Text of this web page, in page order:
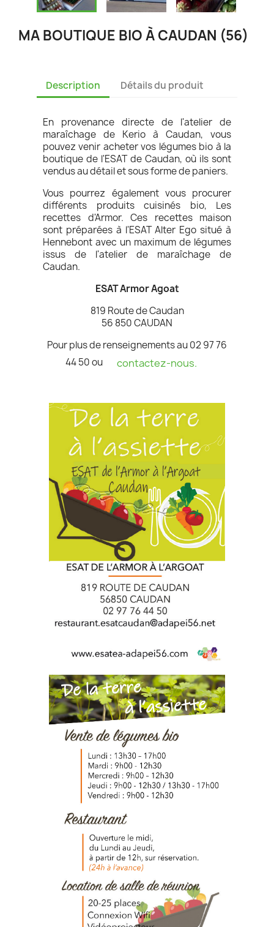
MA BOUTIQUE BIO À CAUDAN (56)
Description Détails du produit
En provenance directe de l'atelier de
maraîchage de Kerio à Caudan, vous
pouvez venir acheter vos légumes bio à la
boutique de l'ESAT de Caudan, où ils sont
vendus au détail et sous forme de paniers.
Vous pourrez également vous procurer
différents produits cuisinés bio, Les
recettes d'Armor. Ces recettes maison
sont préparées à l'ESAT Alter Ego situé à
Hennebont avec un maximum de légumes
issus de l'atelier de maraîchage de
Caudan.
ESAT Armor Agoat
819 Route de Caudan
56 850 CAUDAN
Pour plus de renseignements au 02 97 76
44 50 ou
contactez-nous.